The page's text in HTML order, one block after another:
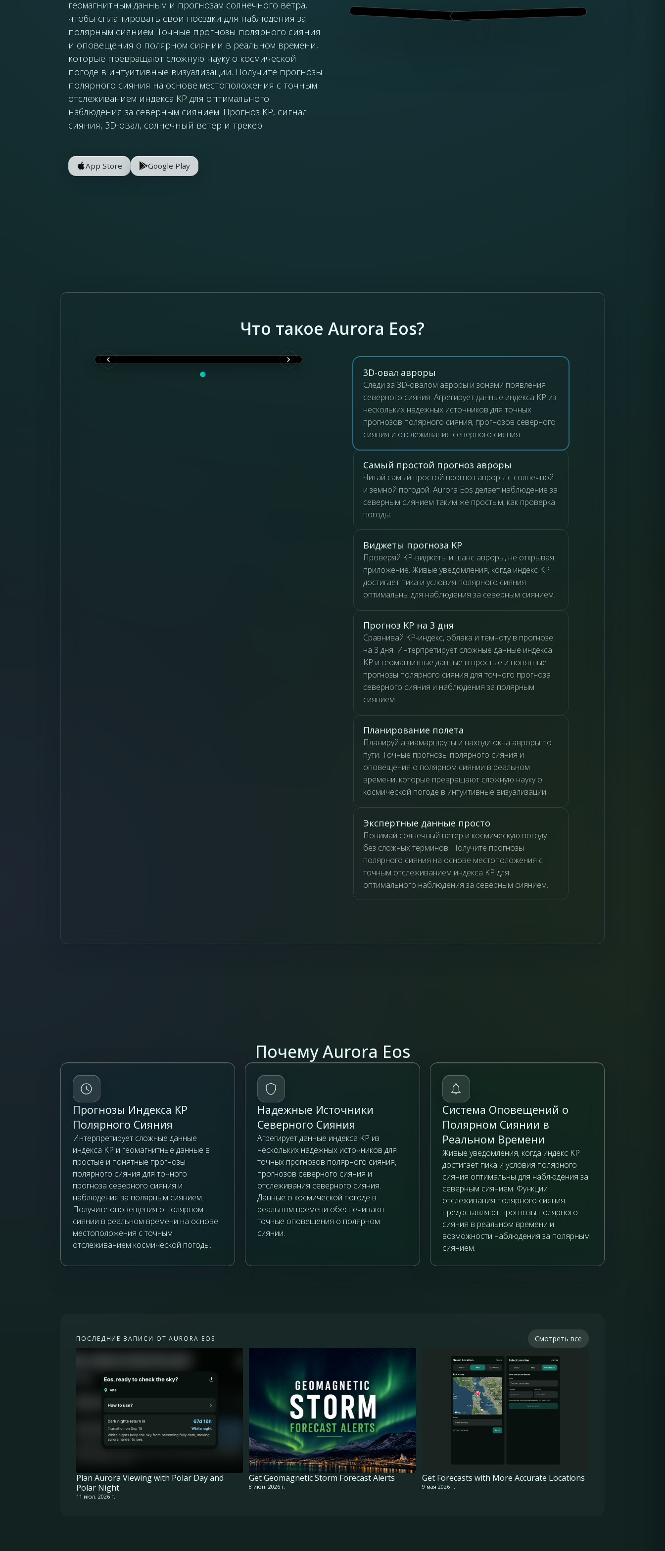
геомагнитным данным и прогнозам солнечного ветра,
чтобы спланировать свои поездки для наблюдения за
полярным сиянием. Точные прогнозы полярного сияния
и оповещения о полярном сиянии в реальном времени,
которые превращают сложную науку о космической
погоде в интуитивные визуализации. Получите прогнозы
полярного сияния на основе местоположения с точным
отслеживанием индекса KP для оптимального
наблюдения за северным сиянием. Прогноз KP, сигнал
сияния, 3D-овал, солнечный ветер и трекер.
App Store Google Play
Что такое Aurora Eos?
3D-овал авроры
Следи за 3D-овалом авроры и зонами появления
северного сияния. Агрегирует данные индекса KP из
нескольких надежных источников для точных
прогнозов полярного сияния, прогнозов северного
сияния и отслеживания северного сияния.
Самый простой прогноз авроры
Читай самый простой прогноз авроры с солнечной
и земной погодой. Aurora Eos делает наблюдение за
северным сиянием таким же простым, как проверка
погоды.
Виджеты прогноза KP
Проверяй KP-виджеты и шанс авроры, не открывая
приложение. Живые уведомления, когда индекс KP
достигает пика и условия полярного сияния
оптимальны для наблюдения за северным сиянием.
Прогноз KP на 3 дня
Сравнивай KP-индекс, облака и темноту в прогнозе
на 3 дня. Интерпретирует сложные данные индекса
KP и геомагнитные данные в простые и понятные
прогнозы полярного сияния для точного прогноза
северного сияния и наблюдения за полярным
сиянием.
Планирование полета
Планируй авиамаршруты и находи окна авроры по
пути. Точные прогнозы полярного сияния и
оповещения о полярном сиянии в реальном
времени, которые превращают сложную науку о
космической погоде в интуитивные визуализации.
Экспертные данные просто
Понимай солнечный ветер и космическую погоду
без сложных терминов. Получите прогнозы
полярного сияния на основе местоположения с
точным отслеживанием индекса KP для
оптимального наблюдения за северным сиянием.
Почему Aurora Eos
Прогнозы Индекса KP
Полярного Сияния
Интерпретирует сложные данные
индекса KP и геомагнитные данные в
простые и понятные прогнозы
полярного сияния для точного
прогноза северного сияния и
наблюдения за полярным сиянием.
Получите оповещения о полярном
сиянии в реальном времени на основе
местоположения с точным
отслеживанием космической погоды.
Надежные Источники
Северного Сияния
Агрегирует данные индекса KP из
нескольких надежных источников для
точных прогнозов полярного сияния,
прогнозов северного сияния и
отслеживания северного сияния.
Данные о космической погоде в
реальном времени обеспечивают
точные оповещения о полярном
сиянии.
Система Оповещений о
Полярном Сиянии в
Реальном Времени
Живые уведомления, когда индекс KP
достигает пика и условия полярного
сияния оптимальны для наблюдения за
северным сиянием. Функции
отслеживания полярного сияния
предоставляют прогнозы полярного
сияния в реальном времени и
возможности наблюдения за полярным
сиянием.
ПОСЛЕДНИЕ ЗАПИСИ ОТ AURORA EOS Смотреть все
Plan Aurora Viewing with Polar Day and
Polar Night
11 июл. 2026 г.
Get Geomagnetic Storm Forecast Alerts
8 июн. 2026 г.
Get Forecasts with More Accurate Locations
9 мая 2026 г.